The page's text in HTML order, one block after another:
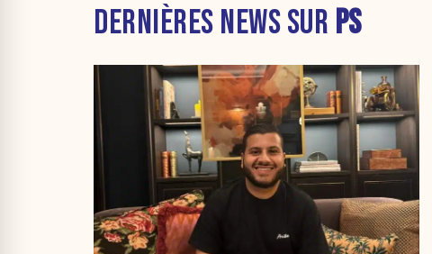
DERNIÈRES NEWS SUR PS